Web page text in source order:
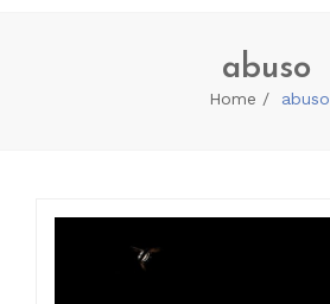
abuso
Home abuso